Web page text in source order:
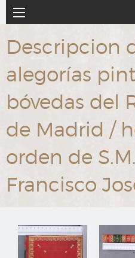
al
principal
Navegación
principal
Descripcion
alegorías
bóvedas del
de Madrid /
orden de
Francisco